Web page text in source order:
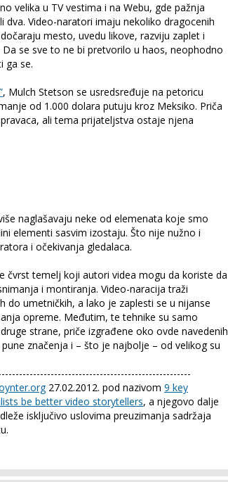
velika u TV vestima i na Webu, gde pažnja
dva. Video-naratori imaju nekoliko dragocenih
mesto, uvedu likove, razviju zaplet i
se sve to ne bi pretvorilo u haos, neophodno
ga se.
, Mulch Stetson se usredsređuje na petoricu
od 1.000 dolara putuju kroz Meksiko. Priča
ali tema prijateljstva ostaje njena
naglašavaju neke od elemenata koje smo
elementi sasvim izostaju. Što nije nužno i
i očekivanja gledalaca.
čvrst temelj koji autori videa mogu da koriste da
i montiranja. Video-naracija traži
do umetničkih, a lako je zaplesti se u nijanse
opreme. Međutim, te tehnike su samo
strane, priče izgrađene oko ovde navedenih
značenja i – što je najbolje – od velikog su
27.02.2012. pod nazivom 9 key
be better video storytellers, a njegovo dalje
isključivo uslovima preuzimanja sadržaja